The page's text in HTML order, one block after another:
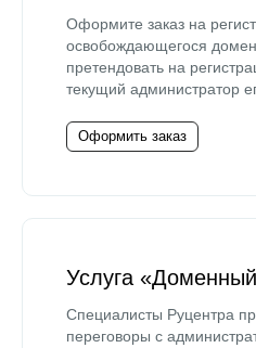
Оформите заказ на
освобождающегося
претендовать на
текущий администратор
Оформить заказ
Услуга
Специалисты Руцентра
переговоры с